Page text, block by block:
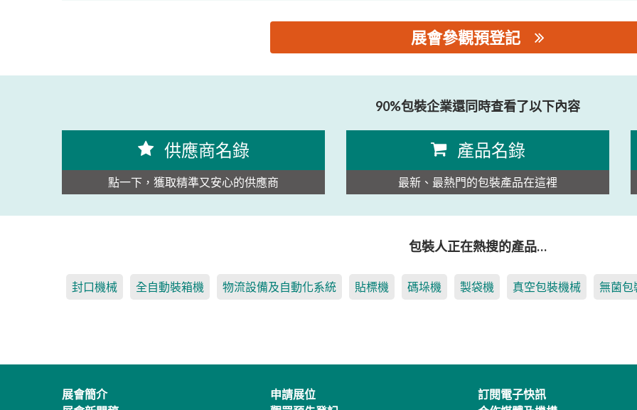
展會參觀預登記
90%包裝企業還同時查看了以下內容
供應商名錄
點一下，獲取精準又安心的供應商
產品名錄
最新、最熱門的包裝產品在這裡
包裝人正在熱搜的產品…
封口機械 全自動裝箱機 物流設備及自動化系統 貼標機 碼垛機 製袋機 真空包裝機械 無菌包
展會簡介
申請展位
訂閱電子快訊